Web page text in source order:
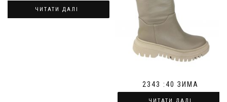
ЧИТАТИ ДАЛІ
2343 :40 ЗИМА